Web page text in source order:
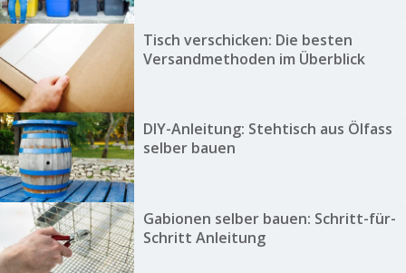
Tisch verschicken: Die besten
Versandmethoden im Überblick
DIY-Anleitung: Stehtisch aus Ölfass
selber bauen
Gabionen selber bauen: Schritt-für-
Schritt Anleitung